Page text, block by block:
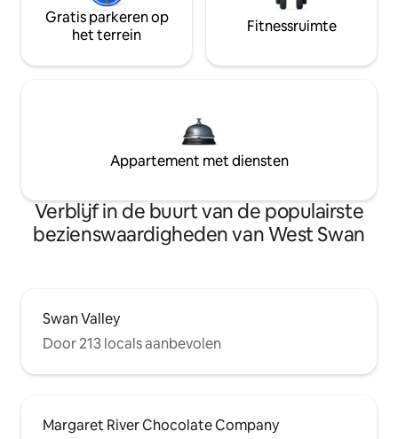
Gratis parkeren op
het terrein
Fitnessruimte
Appartement met diensten
Verblijf in de buurt van de populairste
bezienswaardigheden van West Swan
Swan Valley
Door 213 locals aanbevolen
Margaret River Chocolate Company